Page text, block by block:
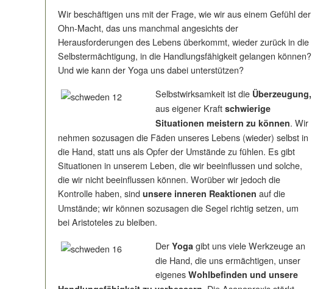
Wir beschäftigen uns mit der Frage, wie wir aus einem Gefühl der
Ohn-Macht, das uns manchmal angesichts der
Herausforderungen des Lebens überkommt, wieder zurück in die
Selbstermächtigung, in die Handlungsfähigkeit gelangen können?
Und wie kann der Yoga uns dabei unterstützen?
Selbstwirksamkeit ist dieÜberzeugung,
aus eigener Kraft schwierige
Situationen meistern zu können. Wir
nehmen sozusagen die Fäden unseres Lebens (wieder) selbst in
die Hand, statt uns als Opfer der Umstände zu fühlen. Es gibt
Situationen in unserem Leben, die wir beeinflussen und solche,
die wir nicht beeinflussen können. Worüber wir jedoch die
Kontrolle haben, sind unsere inneren Reaktionen auf die
Umstände; wir können sozusagen die Segel richtig setzen, um
bei Aristoteles zu bleiben.
DerYoga gibt uns viele Werkzeuge an
die Hand, die uns ermächtigen, unser
eigenes Wohlbefinden und unsere